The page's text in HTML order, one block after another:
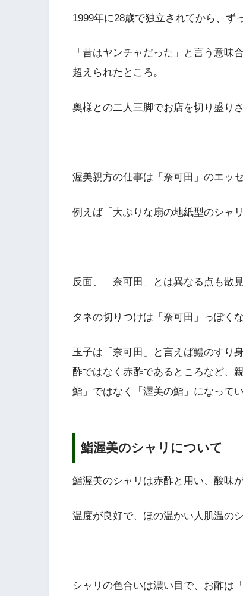
1999年に28歳で独立されてから、ず
「昔はヤンチャだった」と言う意味
超えられたところ。
奥様との二人三脚でお店を切り盛り
渥美親方の仕事は「奈可田」のエッ
例えば「大ぶりな扇の地紙型のシャ
反面、「奈可田」とは異なる点も散見
タネの切りつけは「奈可田」っぽく
玉子は「奈可田」と言えば鱧のすり
酢ではなく赤酢であるところなど、
鮨」ではなく「渥美の鮨」になって
鮨渥美のシャリについて
鮨渥美のシャリは赤酢と用い、酸味
温度が良好で、ほの温かい人肌温の
シャリの色合いは濃い目で、お酢は